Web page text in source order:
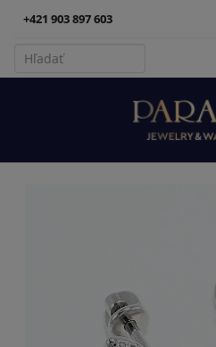
+421 903 897 603